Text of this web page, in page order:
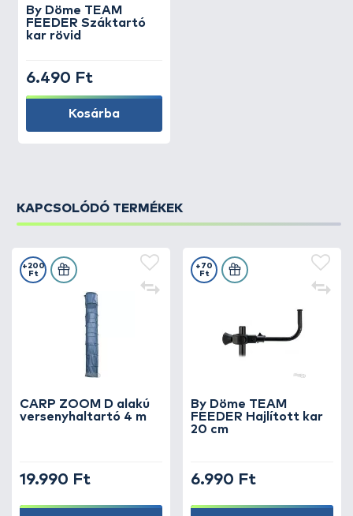
By Döme TEAM
FEEDER Száktartó
kar rövid
6.490 Ft
Kosárba
KAPCSOLÓDÓ TERMÉKEK
CARP ZOOM D alakú
versenyhaltartó 4 m
+200
Ft
19.990 Ft
By Döme TEAM
FEEDER Hajlított kar
20 cm
+70
Ft
6.990 Ft